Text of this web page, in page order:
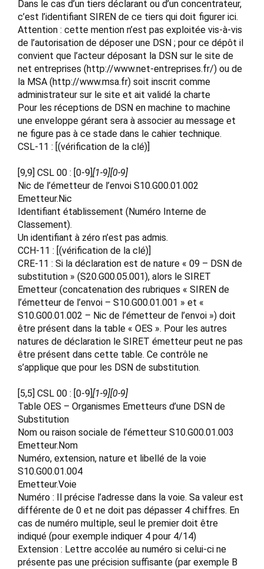
Dans le cas d’un tiers déclarant ou d’un concentrateur,
c’est l’identifiant SIREN de ce tiers qui doit figurer ici.
Attention : cette mention n’est pas exploitée vis-à-vis
de l’autorisation de déposer une DSN ; pour ce dépôt il
convient que l’acteur déposant la DSN sur le site de
net entreprises (http://www.net-entreprises.fr/) ou de
la MSA (http://www.msa.fr) soit inscrit comme
administrateur sur le site et ait validé la charte
Pour les réceptions de DSN en machine to machine
une enveloppe gérant sera à associer au message et
ne figure pas à ce stade dans le cahier technique.
CSL-11 : [(vérification de la clé)]
[9,9] CSL 00 : [0-9] [1-9][0-9]
Nic de l’émetteur de l’envoi S10.G00.01.002
Emetteur.Nic
Identifiant établissement (Numéro Interne de
Classement).
Un identifiant à zéro n’est pas admis.
CCH-11 : [(vérification de la clé)]
CRE-11 : Si la déclaration est de nature « 09 – DSN de
substitution » (S20.G00.05.001), alors le SIRET
Emetteur (concatenation des rubriques « SIREN de
l’émetteur de l’envoi – S10.G00.01.001 » et «
S10.G00.01.002 – Nic de l’émetteur de l’envoi ») doit
être présent dans la table « OES ». Pour les autres
natures de déclaration le SIRET émetteur peut ne pas
être présent dans cette table. Ce contrôle ne
s’applique que pour les DSN de substitution.
[5,5] CSL 00 : [0-9] [1-9][0-9]
Table OES – Organismes Emetteurs d’une DSN de
Substitution
Nom ou raison sociale de l’émetteur S10.G00.01.003
Emetteur.Nom
Numéro, extension, nature et libellé de la voie
S10.G00.01.004
Emetteur.Voie
Numéro : Il précise l’adresse dans la voie. Sa valeur est
différente de 0 et ne doit pas dépasser 4 chiffres. En
cas de numéro multiple, seul le premier doit être
indiqué (pour exemple indiquer 4 pour 4/14)
Extension : Lettre accolée au numéro si celui-ci ne
présente pas une précision suffisante (par exemple B